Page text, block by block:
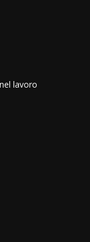
lavoro